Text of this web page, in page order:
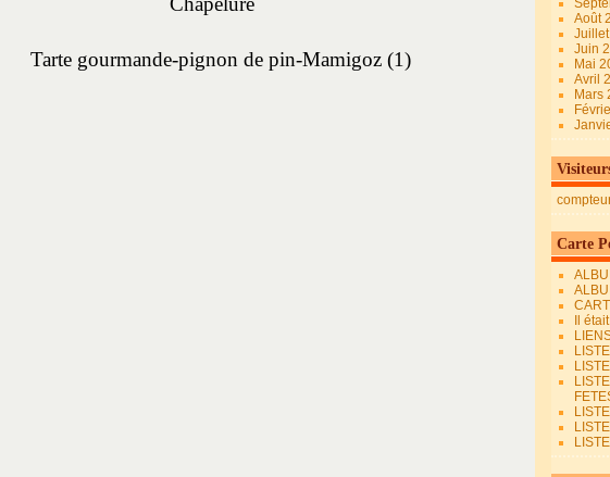
Août
Juin
Mai
Avril
Mars
Carte
Il